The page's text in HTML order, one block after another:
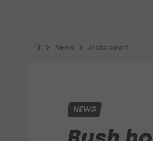
News Motorsport
NEWS